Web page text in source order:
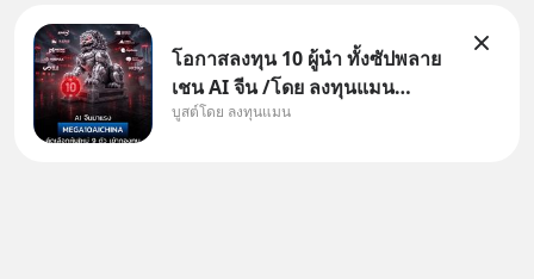
โอกาสลงทุน 10 ผู้นำ ทั้งซัปพลาย
เชน AI จีน /โดย ลงทุนแมน
✅ลงทุนตรง คัด 10 ผู้นำเน้น ๆ ใน
บูสต์โดย ลงทุนแมน